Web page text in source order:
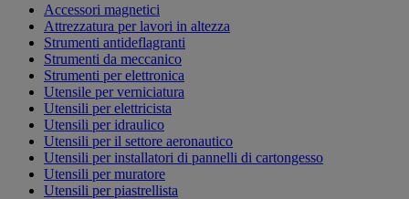
Accessori magnetici
Attrezzatura per lavori in altezza
Strumenti antideflagranti
Strumenti da meccanico
Strumenti per elettronica
Utensile per verniciatura
Utensili per elettricista
Utensili per idraulico
Utensili per il settore aeronautico
Utensili per installatori di pannelli di cartongesso
Utensili per muratore
Utensili per piastrellista